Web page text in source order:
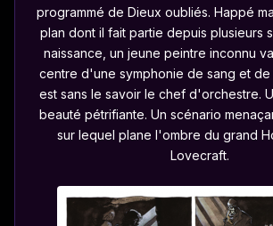
programmé de Dieux oubliés. Happé
plan dont il fait partie depuis plusieurs
naissance, un jeune peintre inconnu
centre d'une symphonie de sang et de
est sans le savoir le chef d'orchestre.
beauté pétrifiante. Un scénario
sur lequel plane l'ombre du grand
Lovecraft.